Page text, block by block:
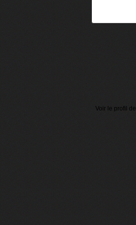
Voir le profil de